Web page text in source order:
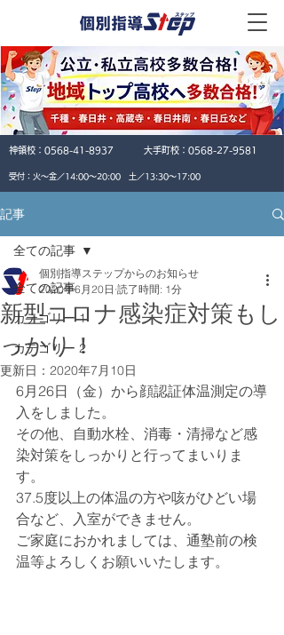
神領校： 0568-41-8937 大手町校： 0568-27-9581
​受付：火〜金／14:00〜20:00 土／13:30〜17:00
記事
全ての記事
カテゴリー 1
カテゴリー 2
全ての記事
新型コロナ感染症対策もし
っかり！
個別指導ステップからのお知らせ
2020年6月20日 読了時間: 1分
更新日： 2020年7月10日
6月26日（金）から顔認証体温測定の導
入をしました。
その他、自動水栓、消毒・清掃など感
染対策をしっかりと行ってまいりま
す。
37.5度以上の体温の方や咳がひどい場
合など、入室ができません。
ご家庭におかれましては、通塾前の検
温等よろしくお願いいたします。